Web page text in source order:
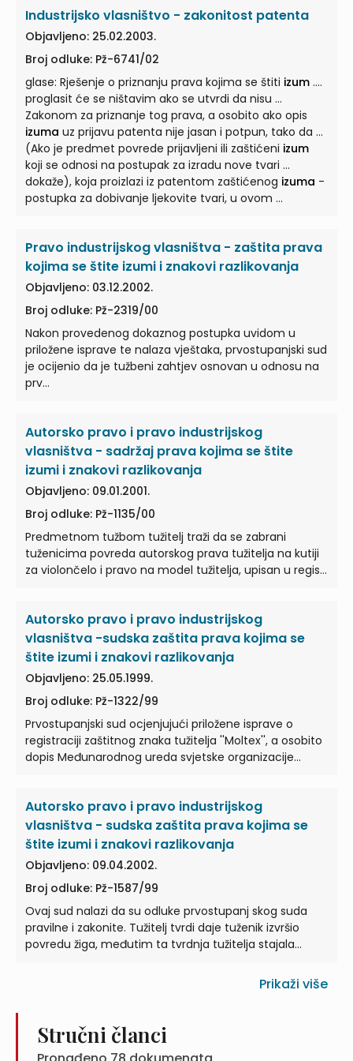
Industrijsko vlasništvo - zakonitost patenta
Objavljeno: 25.02.2003.
Broj odluke: Pž-6741/02
glase: Rješenje o priznanju prava kojima se štiti izum ....
proglasit će se ništavim ako se utvrdi da nisu ...
Zakonom za priznanje tog prava, a osobito ako opis
izuma uz prijavu patenta nije jasan i potpun, tako da ...
(Ako je predmet povrede prijavljeni ili zaštićeni izum
koji se odnosi na postupak za izradu nove tvari ...
dokaže), koja proizlazi iz patentom zaštićenog izuma -
postupka za dobivanje ljekovite tvari, u ovom ...
Pravo industrijskog vlasništva - zaštita prava
kojima se štite izumi i znakovi razlikovanja
Objavljeno: 03.12.2002.
Broj odluke: Pž-2319/00
Nakon provedenog dokaznog postupka uvidom u
priložene isprave te nalaza vještaka, prvostupanjski sud
je ocijenio da je tužbeni zahtjev osnovan u odnosu na
prv…
Autorsko pravo i pravo industrijskog
vlasništva - sadržaj prava kojima se štite
izumi i znakovi razlikovanja
Objavljeno: 09.01.2001.
Broj odluke: Pž-1135/00
Predmetnom tužbom tužitelj traži da se zabrani
tuženicima povreda autorskog prava tužitelja na kutiji
za violončelo i pravo na model tužitelja, upisan u regis…
Autorsko pravo i pravo industrijskog
vlasništva -sudska zaštita prava kojima se
štite izumi i znakovi razlikovanja
Objavljeno: 25.05.1999.
Broj odluke: Pž-1322/99
Prvostupanjski sud ocjenjujući priložene isprave o
registraciji zaštitnog znaka tužitelja ''Moltex'', a osobito
dopis Međunarodnog ureda svjetske organizacije…
Autorsko pravo i pravo industrijskog
vlasništva - sudska zaštita prava kojima se
štite izumi i znakovi razlikovanja
Objavljeno: 09.04.2002.
Broj odluke: Pž-1587/99
Ovaj sud nalazi da su odluke prvostupanj skog suda
pravilne i zakonite. Tužitelj tvrdi daje tuženik izvršio
povredu žiga, međutim ta tvrdnja tužitelja stajala…
Prikaži više
Stručni članci